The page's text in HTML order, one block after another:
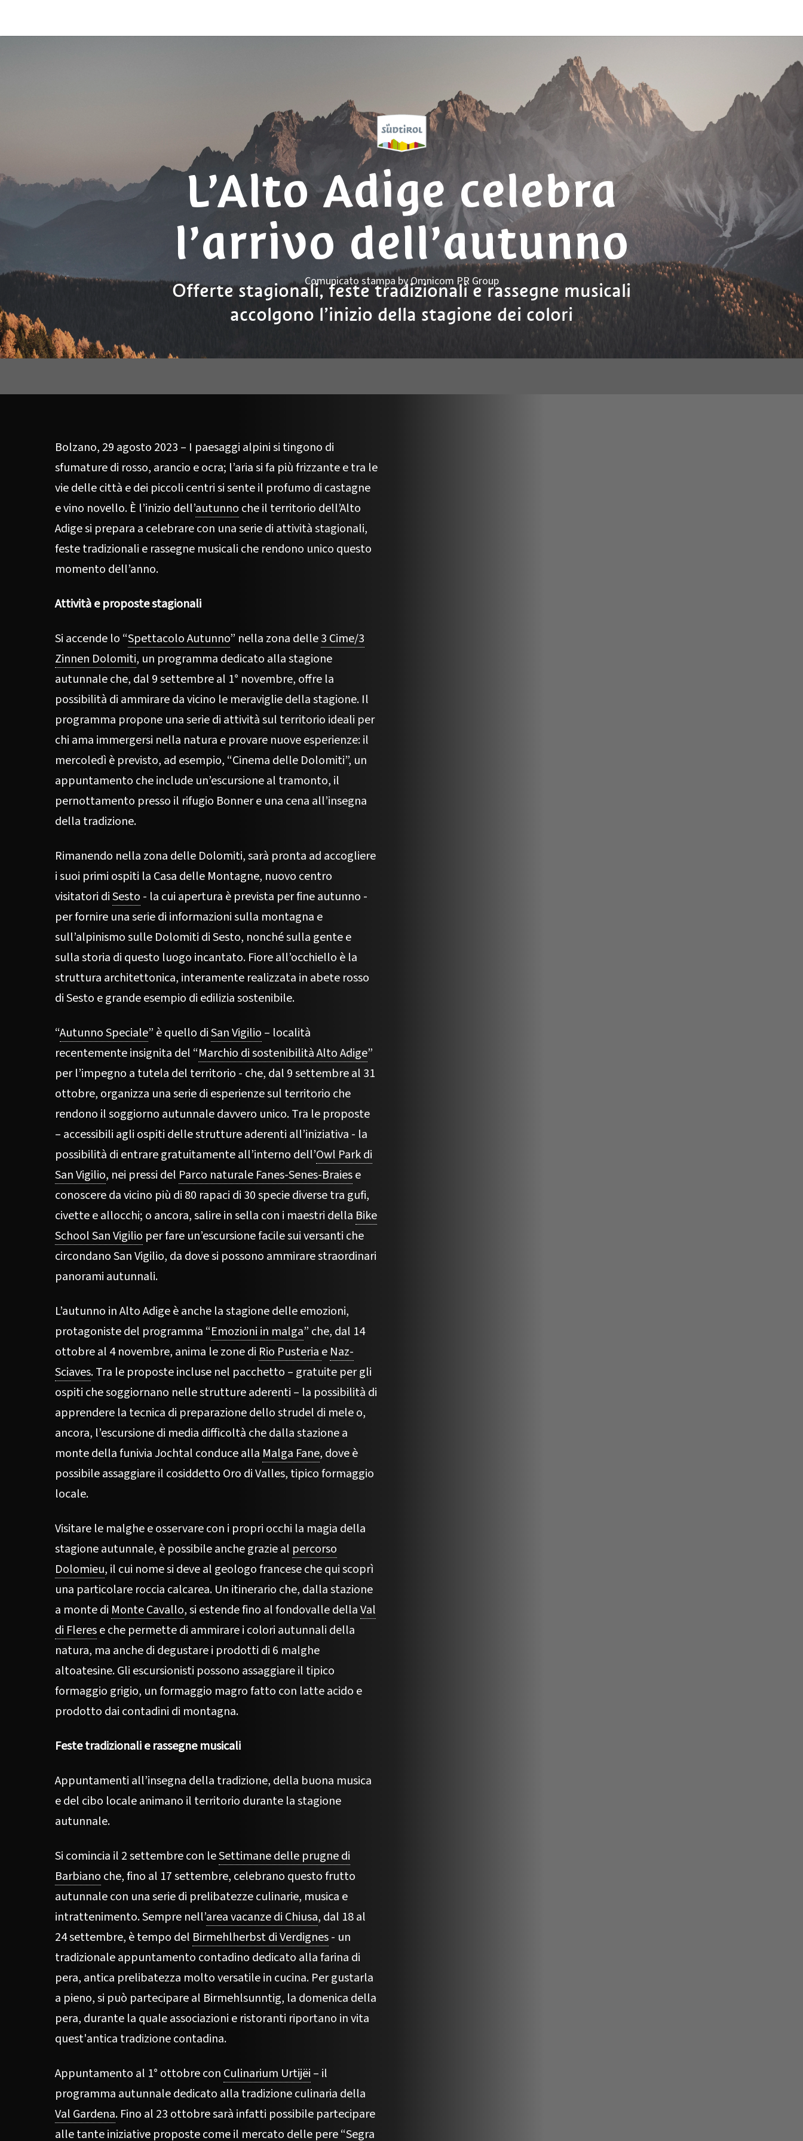
L’Alto Adige celebra
l’arrivo dell’autunno
Offerte stagionali, feste tradizionali e rassegne musicali
accolgono l’inizio della stagione dei colori
Comunicato stampa by Omnicom PR Group
Bolzano, 29 agosto 2023 – I paesaggi alpini si tingono di
sfumature di rosso, arancio e ocra; l’aria si fa più frizzante e tra le
vie delle città e dei piccoli centri si sente il profumo di castagne
e vino novello. È l’inizio dell’autunno che il territorio dell’Alto
Adige si prepara a celebrare con una serie di attività stagionali,
feste tradizionali e rassegne musicali che rendono unico questo
momento dell’anno.
Attività e proposte stagionali
Si accende lo “Spettacolo Autunno” nella zona delle3 Cime/3
Zinnen Dolomiti, un programma dedicato alla stagione
autunnale che, dal 9 settembre al 1° novembre, offre la
possibilità di ammirare da vicino le meraviglie della stagione. Il
programma propone una serie di attività sul territorio ideali per
chi ama immergersi nella natura e provare nuove esperienze: il
mercoledì è previsto, ad esempio, “Cinema delle Dolomiti”, un
appuntamento che include un’escursione al tramonto, il
pernottamento presso il rifugio Bonner e una cena all’insegna
della tradizione.
Rimanendo nella zona delle Dolomiti, sarà pronta ad accogliere
i suoi primi ospiti la Casa delle Montagne, nuovo centro
visitatori diSesto - la cui apertura è prevista per fine autunno -
per fornire una serie di informazioni sulla montagna e
sull’alpinismo sulle Dolomiti di Sesto, nonché sulla gente e
sulla storia di questo luogo incantato. Fiore all’occhiello è la
struttura architettonica, interamente realizzata in abete rosso
di Sesto e grande esempio di edilizia sostenibile.
“Autunno Speciale” è quello diSan Vigilio – località
recentemente insignita del “Marchio di sostenibilità Alto Adige”
per l’impegno a tutela del territorio - che, dal 9 settembre al 31
ottobre, organizza una serie di esperienze sul territorio che
rendono il soggiorno autunnale davvero unico. Tra le proposte
– accessibili agli ospiti delle strutture aderenti all’iniziativa - la
possibilità di entrare gratuitamente all’interno dell’Owl Park di
San Vigilio, nei pressi del Parco naturale Fanes-Senes-Braiese
conoscere da vicino più di 80 rapaci di 30 specie diverse tra gufi,
civette e allocchi; o ancora, salire in sella con i maestri della Bike
School San Vigilio per fare un’escursione facile sui versanti che
circondano San Vigilio, da dove si possono ammirare straordinari
panorami autunnali.
L’autunno in Alto Adige è anche la stagione delle emozioni,
protagoniste del programma “Emozioni in malga” che, dal 14
ottobre al 4 novembre, anima le zone di Rio Pusteria e Naz-
Sciaves. Tra le proposte incluse nel pacchetto – gratuite per gli
ospiti che soggiornano nelle strutture aderenti – la possibilità di
apprendere la tecnica di preparazione dello strudel di mele o,
ancora, l’escursione di media difficoltà che dalla stazione a
monte della funivia Jochtal conduce alla Malga Fane, dove è
possibile assaggiare il cosiddetto Oro di Valles, tipico formaggio
locale.
Visitare le malghe e osservare con i propri occhi la magia della
stagione autunnale, è possibile anche grazie al percorso
Dolomieu, il cui nome si deve al geologo francese che qui scoprì
una particolare roccia calcarea. Un itinerario che, dalla stazione
a monte di Monte Cavallo, si estende fino al fondovalle dellaVal
di Flerese che permette di ammirare i colori autunnali della
natura, ma anche di degustare i prodotti di 6 malghe
altoatesine. Gli escursionisti possono assaggiare il tipico
formaggio grigio, un formaggio magro fatto con latte acido e
prodotto dai contadini di montagna.
Feste tradizionali e rassegne musicali
Appuntamenti all’insegna della tradizione, della buona musica
e del cibo locale animano il territorio durante la stagione
autunnale.
Si comincia il 2 settembre con leSettimane delle prugne di
Barbiano che, fino al 17 settembre, celebrano questo frutto
autunnale con una serie di prelibatezze culinarie, musica e
intrattenimento. Sempre nell’area vacanze di Chiusa, dal 18 al
24 settembre, è tempo del Birmehlherbst di Verdignes- un
tradizionale appuntamento contadino dedicato alla farina di
pera, antica prelibatezza molto versatile in cucina. Per gustarla
a pieno, si può partecipare al Birmehlsunntig, la domenica della
pera, durante la quale associazioni e ristoranti riportano in vita
quest'antica tradizione contadina.
Appuntamento al 1° ottobre con Culinarium Urtijëi – il
programma autunnale dedicato alla tradizione culinaria della
Val Gardena. Fino al 23 ottobre sarà infatti possibile partecipare
alle tante iniziative proposte come il mercato delle pere “Segra